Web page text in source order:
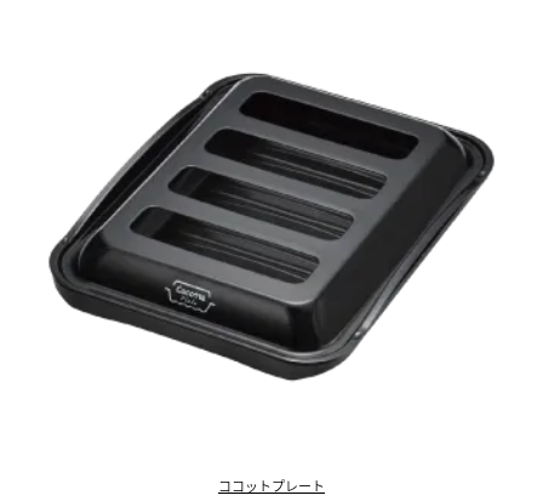
ココットプレート